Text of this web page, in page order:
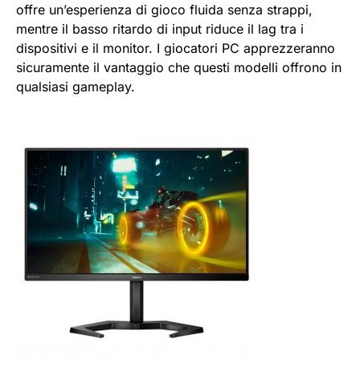
offre un’esperienza di gioco fluida senza strappi,
mentre il basso ritardo di input riduce il lag tra i
dispositivi e il monitor. I giocatori PC apprezzeranno
sicuramente il vantaggio che questi modelli offrono in
qualsiasi gameplay.